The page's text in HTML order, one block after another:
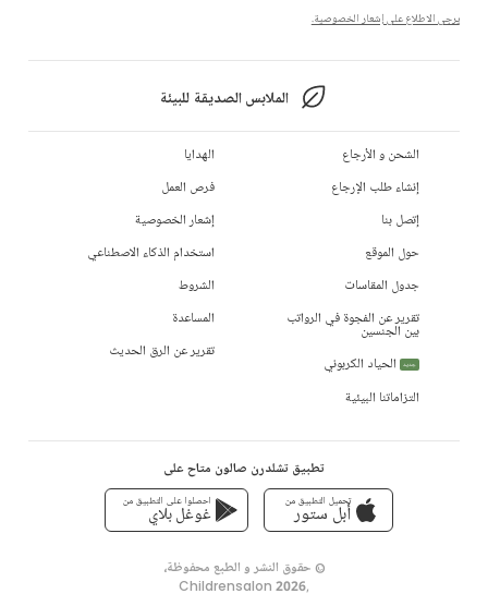
يرجى الاطلاع على إشعار الخصوصية.
الملابس الصديقة للبيئة
الشحن و الأرجاع
إنشاء طلب الإرجاع
إتصل بنا
حول الموقع
جدول المقاسات
تقرير عن الفجوة في الرواتب
بين الجنسين
جديد
الحياد الكربوني
التزاماتنا البيئية
الهدايا
فرص العمل
إشعار الخصوصية
استخدام الذكاء الاصطناعي
الشروط
المساعدة
تقرير عن الرق الحديث
تطبيق تشلدرن صالون متاح على
تحميل التطبيق من
أبل ستور
احصلوا على التطبيق من
غوغل بلاي
© حقوق النشر و الطبع محفوظة،
,
Childrensalon 2026